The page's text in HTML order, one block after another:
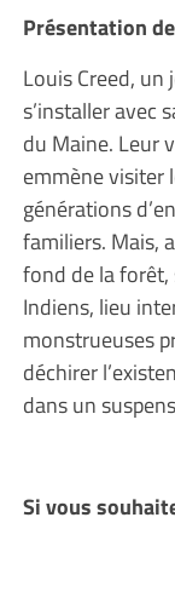
Présentation
Louis Creed,
s’installer avec
du Maine. Leur
emmène
générations
familiers. Mais,
fond de la forêt,
Indiens, lieu
monstrueuses
déchirer
dans un
Si vous